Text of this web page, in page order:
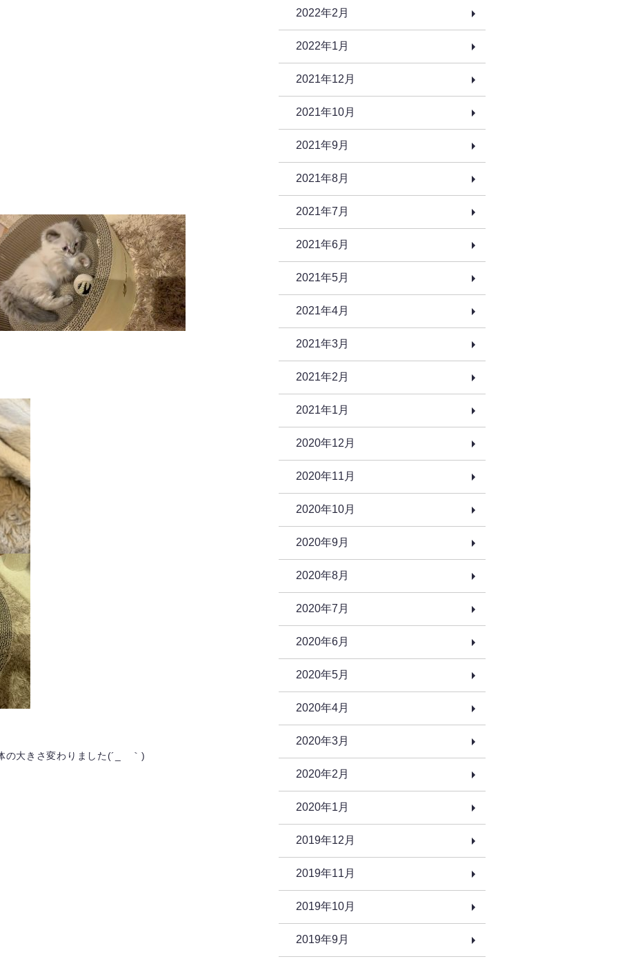
の大きさ変わりました(´_ゝ｀)
2022年2月
2022年1月
2021年12月
2021年10月
2021年9月
2021年8月
2021年7月
2021年6月
2021年5月
2021年4月
2021年3月
2021年2月
2021年1月
2020年12月
2020年11月
2020年10月
2020年9月
2020年8月
2020年7月
2020年6月
2020年5月
2020年4月
2020年3月
2020年2月
2020年1月
2019年12月
2019年11月
2019年10月
2019年9月